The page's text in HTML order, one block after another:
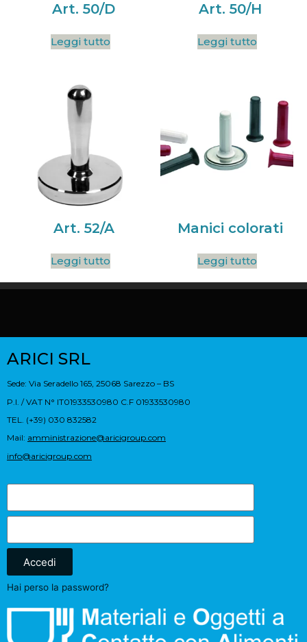
Art. 50/D
Leggi tutto
Art. 50/H
Leggi tutto
Art. 52/A
Leggi tutto
Manici colorati
Leggi tutto
ARICI SRL
Sede: Via Seradello 165, 25068 Sarezzo – BS
P.I. / VAT N° IT01933530980 C.F 01933530980
TEL. (+39) 030 832582
Mail: amministrazione@aricigroup.com
info@aricigroup.com
Accedi
Hai perso la password?